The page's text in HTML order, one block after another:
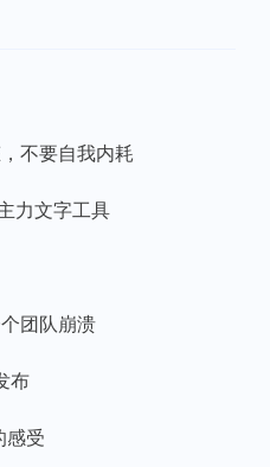
不要自我内耗
力文字工具
团队崩溃
布
感受